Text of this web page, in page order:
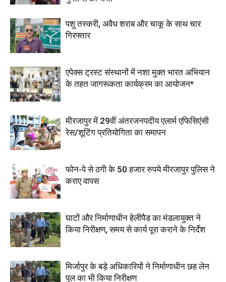
पशु तस्करी, अवैध शराब और चाकू के साथ चार
गिरफ्तार
एपेक्स ट्रस्ट संस्थानों में नशा मुक्त भारत अभियान
के तहत जागरूकता कार्यक्रम का आयोजन*
मीरजापुर में 29वीं अंतरजनपदीय एलार्म एफिसिएंसी
रेस/शूटिंग प्रतियोगिता का समापन
फोन-पे से ठगी के 50 हजार रुपये मीरजापुर पुलिस ने
कराए वापस
घाटों और निर्माणाधीन हेलीपैड का मंडलायुक्त ने
किया निरीक्षण, समय से कार्य पूरा कराने के निर्देश
मिर्जापुर के बड़े अधिकारियों ने निर्माणाधीन छह लेन
पुल का भी किया निरीक्षण